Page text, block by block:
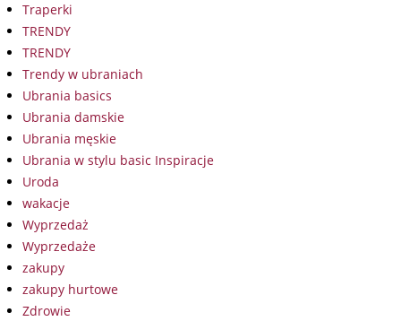
Traperki
TRENDY
TRENDY
Trendy w ubraniach
Ubrania basics
Ubrania damskie
Ubrania męskie
Ubrania w stylu basic Inspiracje
Uroda
wakacje
Wyprzedaż
Wyprzedaże
zakupy
zakupy hurtowe
Zdrowie